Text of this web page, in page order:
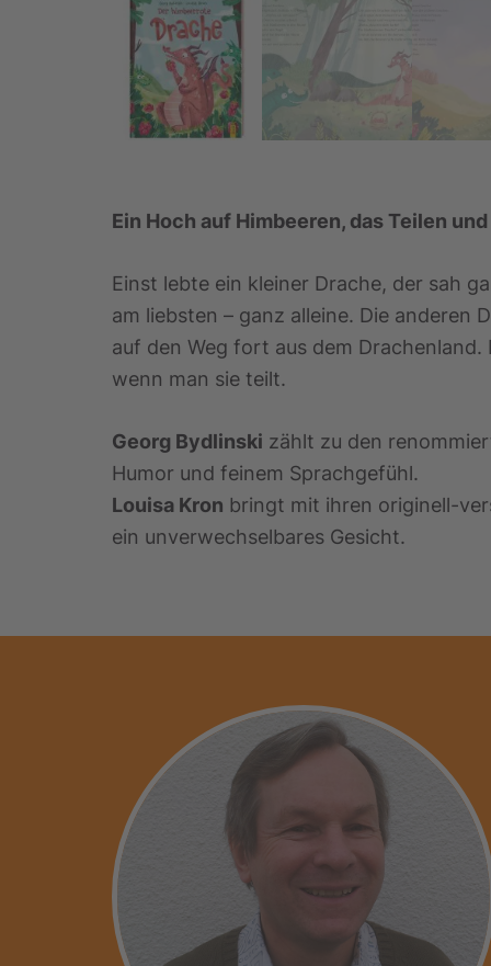
Ein Hoch auf Himbeeren, das Teilen
Einst lebte ein kleiner Drache, der sah
am liebsten – ganz alleine. Die anderen
auf den Weg fort aus dem
wenn man sie teilt.
Georg Bydlinski zählt zu den
Humor und feinem Sprachgefühl.
Louisa Kron bringt mit ihren originell-
ein unverwechselbares Gesicht.